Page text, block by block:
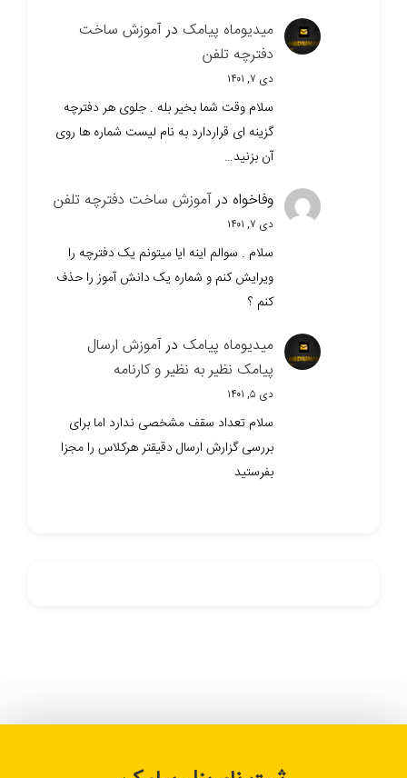
میدیوماه پیامک درآموزش ساخت
دفترچه تلفن
دی ۷, ۱۴۰۱
سلام وقت شما بخیر بله . جلوی هر دفترچه
گزینه ای قراردارد به نام لیست شماره ها روی
آن بزنید…
وفاخواه درآموزش ساخت دفترچه تلفن
دی ۷, ۱۴۰۱
سلام . سوالم اینه ایا میتونم یک دفترچه را
ویرایش کنم و شماره یک دانش آموز را حذف
کنم ؟
میدیوماه پیامک درآموزش ارسال
پیامک نظیر به نظیر و کارنامه
دی ۵, ۱۴۰۱
سلام تعداد سقف مشخصی ندارد اما برای
بررسی گزارش ارسال دقیقتر هرکلاس را مجزا
بفرستید